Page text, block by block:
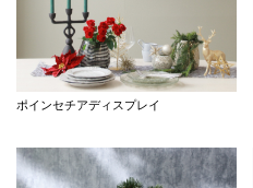
ポインセチアディスプレイ